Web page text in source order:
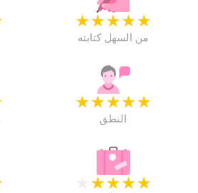
★
★
★
★
★
من السهل كتابته
★
★
★
★
★
النطق
★
★
★
★